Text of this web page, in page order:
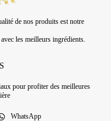
de nos produits est notre
les meilleurs ingrédients.
pour profiter des meilleures
WhatsApp